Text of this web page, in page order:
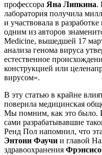
профессора Яна Липкина.
лаборатория получила
и участвовала в
одним из авторов
Medicine, вышедшей 17
анализа генома вируса
естественное
конструкцией или
вирусом».
В эту статью в крайне
поверила медицинская
Мы помним, как это было.
сами разрабатывавшие
Ренд Пол напомнил, что
Энтони Фаучи и главой
здравоохранения